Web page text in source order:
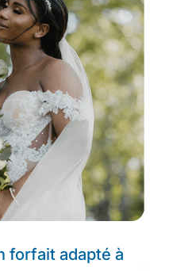
forfait adapté à